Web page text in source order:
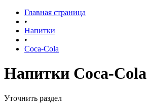
Главная страница
•
Напитки
•
Coca-Cola
Напитки Coca-Cola
Уточнить раздел